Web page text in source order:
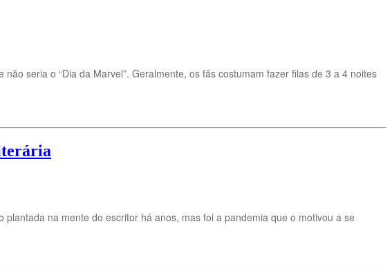
seria o “Dia da Marvel”. Geralmente, os fãs costumam fazer filas de 3 a 4 noites
na mente do escritor há anos, mas foi a pandemia que o motivou a se